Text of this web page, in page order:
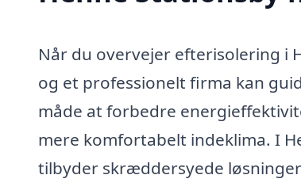
Når du overvejer efterisolering i
og et professionelt firma kan
måde at forbedre
mere komfortabelt indeklima. I
tilbyder skræddersyede